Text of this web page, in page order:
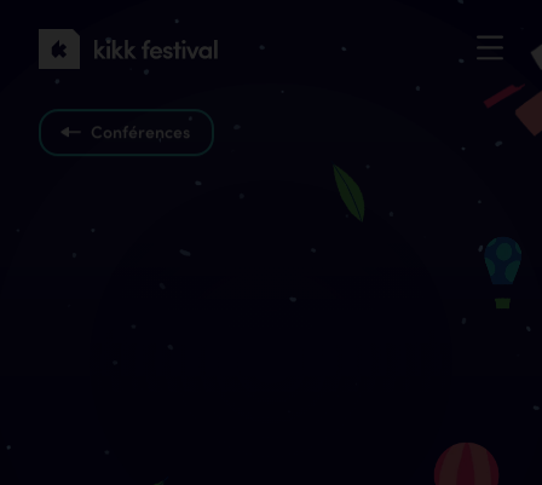
KIKK
Festival
2022
Conférences